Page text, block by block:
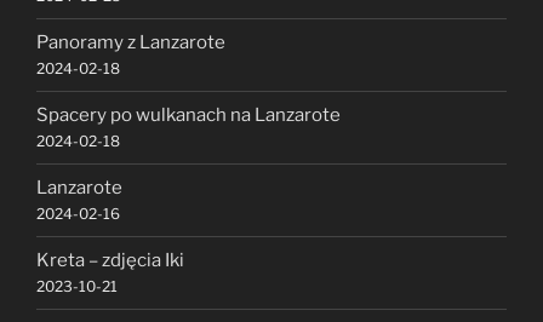
Panoramy z Lanzarote
2024-02-18
Spacery po wulkanach na Lanzarote
2024-02-18
Lanzarote
2024-02-16
Kreta – zdjęcia Iki
2023-10-21